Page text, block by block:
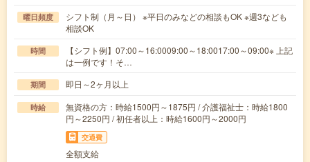
曜日頻度
シフト制（月～日） ※平日のみなどの相談もOK ※週3なども
相談OK
時間
【シフト例】07:00～16:0009:00～18:0017:00～09:00※ 上記
は一例です！そ…
期間 即日～2ヶ月以上
時給
無資格の方：時給1500円～1875円 / 介護福祉士：時給1800
円～2250円 / 初任者以上：時給1600円～2000円
交通費
全額支給